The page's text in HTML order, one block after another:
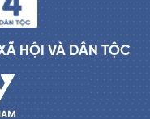
HỘI VÀ DÂN TỘC